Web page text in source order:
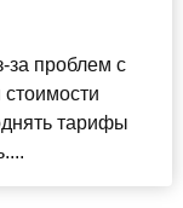
за проблем с
тарифы